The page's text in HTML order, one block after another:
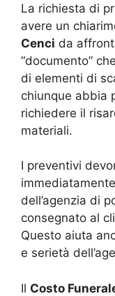
La richiesta di
avere un
Cenci da
“documento”
di elementi di
chiunque abbia
richiedere il
materiali.
I preventivi
dell’agenzia di
consegnato al
Questo aiuta
e serietà
Il Costo